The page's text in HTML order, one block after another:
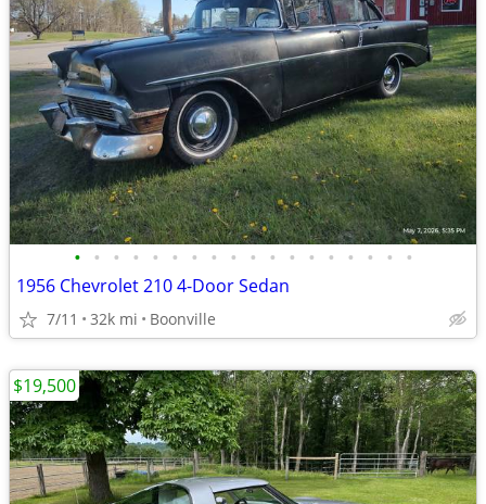
• • • • • • • • • • • • • • • • • •
1956 Chevrolet 210 4-Door Sedan
7/11 32k mi Boonville
$19,500